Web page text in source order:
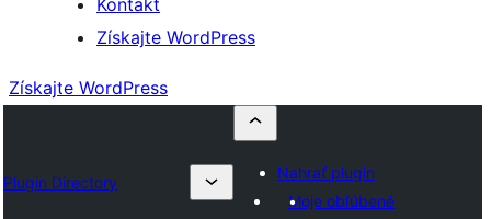
Kontakt
Získajte WordPress
Získajte WordPress
Plugin Directory
Nahrať plugin
Moje obľúbené